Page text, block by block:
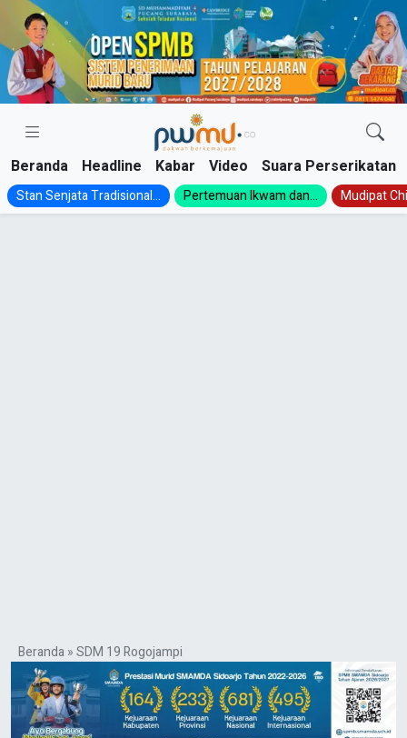
Skip
content
Beranda Headline Kabar Video Suara Perserikatan
Stan Senjata Tradisional... Pertemuan Ikwam dan... Mudipat
Beranda»SDM 19 Rogojampi